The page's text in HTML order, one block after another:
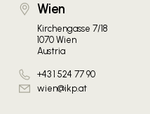
Wien
Kirchengasse 7/18
1070 Wien
Austria
+43 1 524 77 90
wien@ikp.at